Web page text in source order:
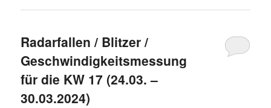
Radarfallen / Blitzer /
Geschwindigkeitsmessung
für die KW 17 (24.03. –
30.03.2024)